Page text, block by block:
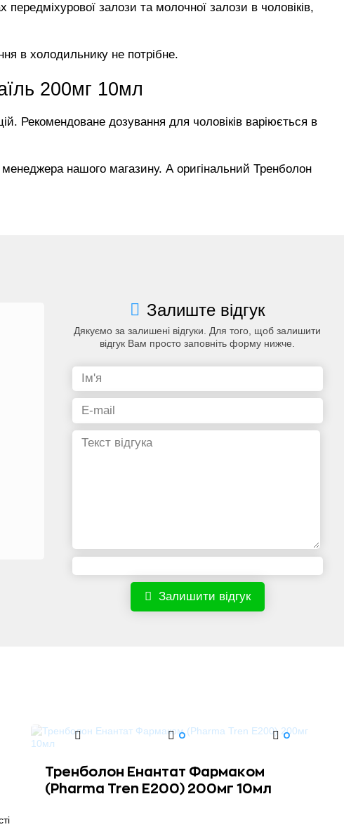
залози та молочної залози в чоловіків,
в холодильнику не потрібне.
200мг 10мл
Рекомендоване дозування для чоловіків варіюється в
нашого магазину. А оригінальний Тренболон
Залиште відгук
Дякуємо за залишені відгуки. Для того, щоб залишити
відгук Вам просто заповніть форму нижче.
Залишити відгук
0 0
Тренболон Енантат Фармаком
(Pharma Tren E200) 200мг 10мл